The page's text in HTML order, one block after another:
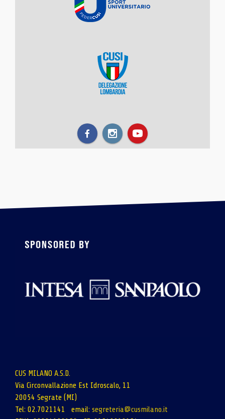
CUS MILANO A.S.D.
Via Circonvallazione Est Idroscalo, 11
20054 Segrate (MI)
Tel: 02.7021141 email: segreteria@cusmilano.it